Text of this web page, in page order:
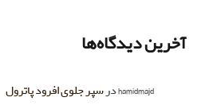
آخرین دیدگاه‌ها
hamidmajdدرسپر جلوی افرود پاترول